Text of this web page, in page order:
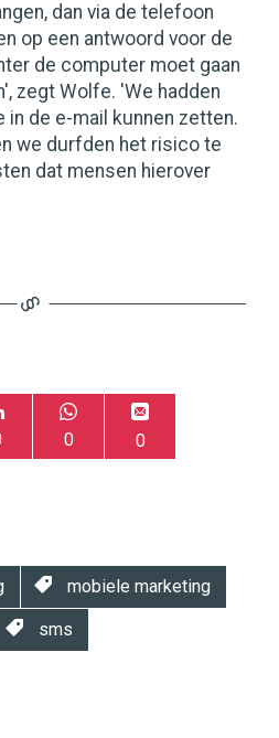
dan via de telefoon
op een antwoord voor de
de computer moet gaan
zegt Wolfe. 'We hadden
de e-mail kunnen zetten.
we durfden het risico te
dat mensen hierover
0 0
mobiele marketing
sms